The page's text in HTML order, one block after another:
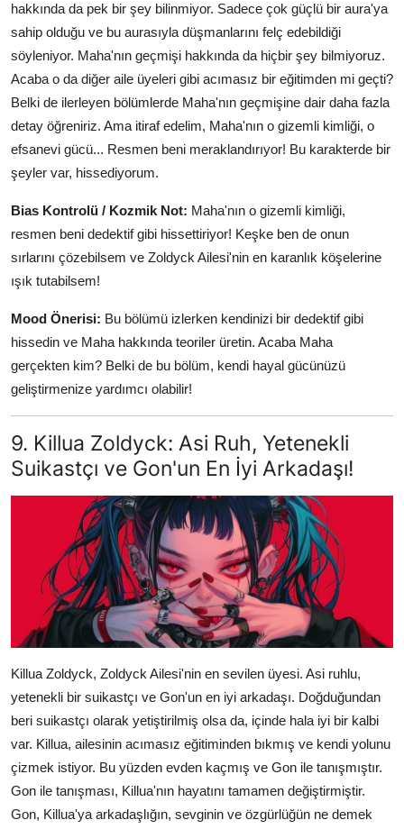
hakkında da pek bir şey bilinmiyor. Sadece çok güçlü bir aura'ya
sahip olduğu ve bu aurasıyla düşmanlarını felç edebildiği
söyleniyor. Maha'nın geçmişi hakkında da hiçbir şey bilmiyoruz.
Acaba o da diğer aile üyeleri gibi acımasız bir eğitimden mi geçti?
Belki de ilerleyen bölümlerde Maha'nın geçmişine dair daha fazla
detay öğreniriz. Ama itiraf edelim, Maha'nın o gizemli kimliği, o
efsanevi gücü... Resmen beni meraklandırıyor! Bu karakterde bir
şeyler var, hissediyorum.
Bias Kontrolü / Kozmik Not: Maha'nın o gizemli kimliği,
resmen beni dedektif gibi hissettiriyor! Keşke ben de onun
sırlarını çözebilsem ve Zoldyck Ailesi'nin en karanlık köşelerine
ışık tutabilsem!
Mood Önerisi: Bu bölümü izlerken kendinizi bir dedektif gibi
hissedin ve Maha hakkında teoriler üretin. Acaba Maha
gerçekten kim? Belki de bu bölüm, kendi hayal gücünüzü
geliştirmenize yardımcı olabilir!
9. Killua Zoldyck: Asi Ruh, Yetenekli
Suikastçı ve Gon'un En İyi Arkadaşı!
Killua Zoldyck, Zoldyck Ailesi'nin en sevilen üyesi. Asi ruhlu,
yetenekli bir suikastçı ve Gon'un en iyi arkadaşı. Doğduğundan
beri suikastçı olarak yetiştirilmiş olsa da, içinde hala iyi bir kalbi
var. Killua, ailesinin acımasız eğitiminden bıkmış ve kendi yolunu
çizmek istiyor. Bu yüzden evden kaçmış ve Gon ile tanışmıştır.
Gon ile tanışması, Killua'nın hayatını tamamen değiştirmiştir.
Gon, Killua'ya arkadaşlığın, sevginin ve özgürlüğün ne demek